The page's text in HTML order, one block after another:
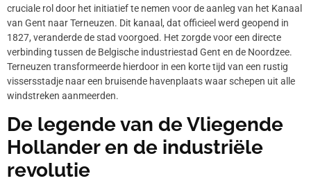
cruciale rol door het initiatief te nemen voor de aanleg van het Kanaal
van Gent naar Terneuzen. Dit kanaal, dat officieel werd geopend in
1827, veranderde de stad voorgoed. Het zorgde voor een directe
verbinding tussen de Belgische industriestad Gent en de Noordzee.
Terneuzen transformeerde hierdoor in een korte tijd van een rustig
vissersstadje naar een bruisende havenplaats waar schepen uit alle
windstreken aanmeerden.
De legende van de Vliegende
Hollander en de industriële
revolutie